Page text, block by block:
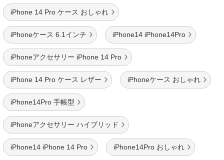
iPhone 14 Pro ケース おしゃれ
iPhoneケース 6.1インチ iPhone14 iPhone14Pro
iPhoneアクセサリー iPhone 14 Pro
iPhone 14 Pro ケース レザー iPhoneケース おしゃれ
iPhone14Pro 手帳型
iPhoneアクセサリー ハイブリッド
iPhone14 iPhone 14 Pro iPhone14Pro おしゃれ